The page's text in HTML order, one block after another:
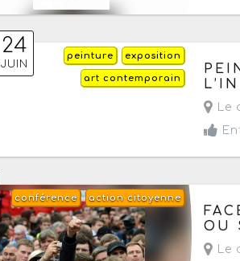
24
JUIN
exposition
peinture
art contemporain
Du
-
Le
action citoyenne
conférence
Le
OU
Le